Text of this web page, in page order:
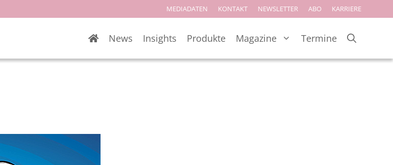
MEDIADATEN KONTAKT NEWSLETTER ABO KARRIERE
News Insights Produkte Magazine Termine